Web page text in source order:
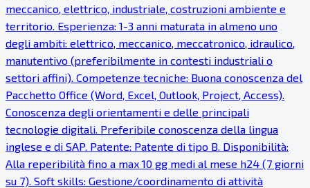
meccanico, elettrico, industriale, costruzioni ambiente e
territorio. Esperienza: 1-3 anni maturata in almeno uno
degli ambiti: elettrico, meccanico, meccatronico, idraulico,
manutentivo (preferibilmente in contesti industriali o
settori affini). Competenze tecniche: Buona conoscenza del
Pacchetto Office (Word, Excel, Outlook, Project, Access).
Conoscenza degli orientamenti e delle principali
tecnologie digitali. Preferibile conoscenza della lingua
inglese e di SAP. Patente: Patente di tipo B. Disponibilità:
Alla reperibilità fino a max 10 gg medi al mese h24 (7 giorni
su 7). Soft skills: Gestione/coordinamento di attività